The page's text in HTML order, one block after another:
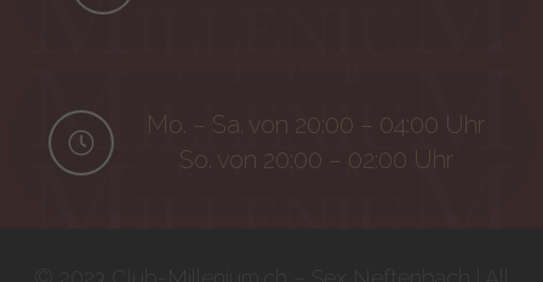
Mo. – Sa. von 20:00 – 04:00 Uhr
So. von 20:00 – 02:00 Uhr